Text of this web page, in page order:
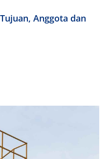
Anggota dan